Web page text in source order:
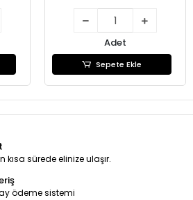
Adet
Sepete Ekle
kısa sürede elinize ulaşır.
ödeme sistemi